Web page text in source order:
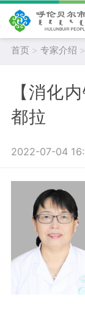
首页 > 专家介绍 >
【消化
都拉
2022-07-04